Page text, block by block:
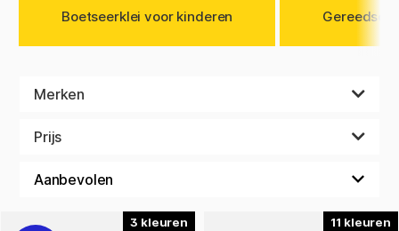
worden, dragen bij aan een grenzeloze creativiteit. Versier
om dieren te maken, gebakjes, poppen of misschien wel
gelaten kan worden.
Boetseerklei voor kinderen
Merken
Prijs
3 11